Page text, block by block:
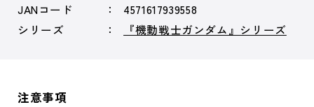
JANコード
4571617939558
シリーズ
『機動戦士ガンダム』シリーズ
注意事項